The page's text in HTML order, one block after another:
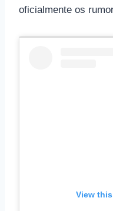
oficialmente os
View